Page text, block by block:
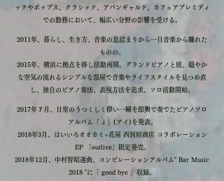
ックやポップス、クラシック、アバンギャルド、カフェアプレミディ
での勤務において、幅広い分野の影響を受ける。
2011年、暮らし、生き方、音楽の息詰まりから一旦音楽から離れた
ものの、
2015年、横浜に拠点を移し活動再開。グランドピアノと庭、穏やか
な空気の流れるシンプルな部屋で音楽やライフスタイルを見つめ直
し、独自のピアノ奏法、表現方法を追求、ソロ活動開始。
2017年７月、
日常のうつくしく儚い一瞬を即興で奏でたピアノソロ
アルバム「 .i 」(アイ)を発表。
2018年3月、
はいいろオオカミ+花屋 西別府商店 コラボレーション
EP 「outlive」限定発売。
2018年12月、中村智昭選曲、コンピレーションアルバム" Bar Music
2018 "に「 good bye 」収録。